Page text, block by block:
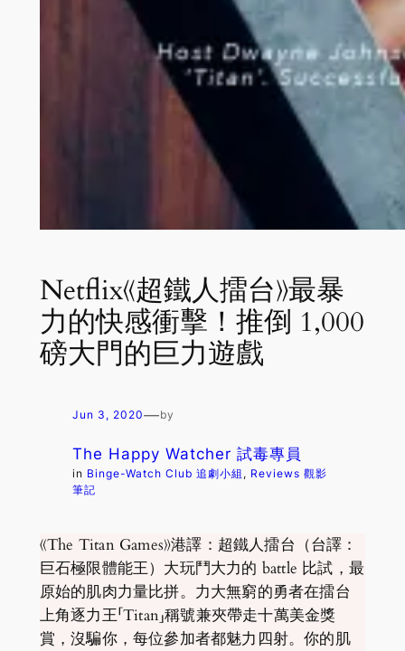
Netflix《超鐵人擂台》最暴
力的快感衝擊！推倒 1,000
磅大門的巨力遊戲
Jun 3, 2020—by
The Happy Watcher 試毒專員
in Binge-Watch Club 追劇小組 , Reviews 觀影
筆記
《The Titan Games》港譯：超鐵人擂台（台譯：
巨石極限體能王）大玩鬥大力的 battle 比試，最
原始的肌肉力量比拼。力大無窮的勇者在擂台
上角逐力王「Titan」稱號兼夾帶走十萬美金獎
賞，沒騙你，每位參加者都魅力四射。你的肌